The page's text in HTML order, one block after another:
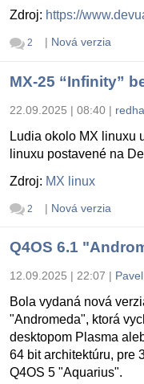
Zdroj: https://
2 | Nová verzia
MX-25 “Infinity”
22.09.2025 | 08:40 |
Ludia okolo MX linuxu
linuxu postavené na
Zdroj: MX linux
2 | Nová verzia
Q4OS 6.1
12.09.2025 | 22:07 | Pavel
Bola vydaná nová
"Andromeda", ktorá
desktopom Plasma
64 bit architektúru, pre
Q4OS 5 "Aquarius".